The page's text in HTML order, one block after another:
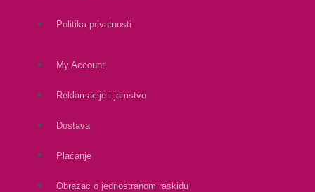
Politika privatnosti
My Account
Reklamacije i jamstvo
Dostava
Plaćanje
Obrazac o jednostranom raskidu